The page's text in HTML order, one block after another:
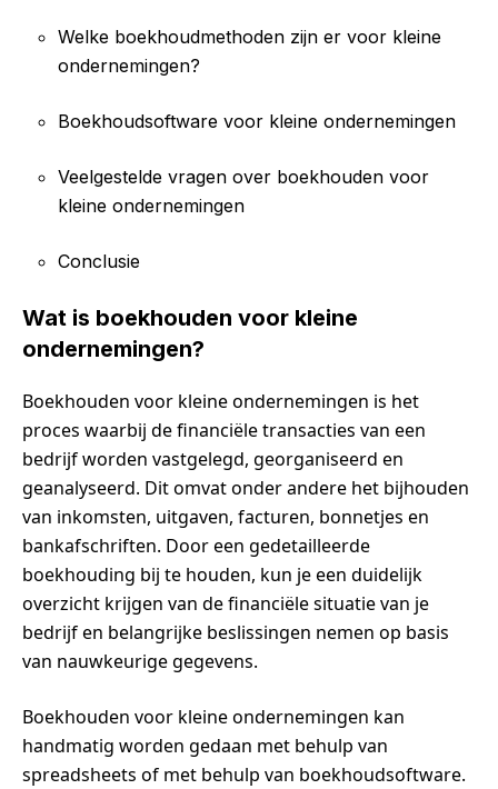
Welke boekhoudmethoden zijn er voor kleine
ondernemingen?
Boekhoudsoftware voor kleine ondernemingen
Veelgestelde vragen over boekhouden voor
kleine ondernemingen
Conclusie
Wat is boekhouden voor kleine
ondernemingen?
Boekhouden voor kleine ondernemingen is het
proces waarbij de financiële transacties van een
bedrijf worden vastgelegd, georganiseerd en
geanalyseerd. Dit omvat onder andere het bijhouden
van inkomsten, uitgaven, facturen, bonnetjes en
bankafschriften. Door een gedetailleerde
boekhouding bij te houden, kun je een duidelijk
overzicht krijgen van de financiële situatie van je
bedrijf en belangrijke beslissingen nemen op basis
van nauwkeurige gegevens.
Boekhouden voor kleine ondernemingen kan
handmatig worden gedaan met behulp van
spreadsheets of met behulp van boekhoudsoftware.